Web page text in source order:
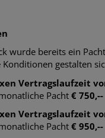
wurde bereits ein
Konditionen gestalten
Vertragslaufzeit
Pacht € 750,--
Vertragslaufzeit
Pacht € 950,--